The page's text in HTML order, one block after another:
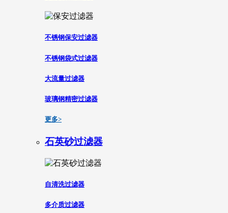
不锈钢保安过滤器
不锈钢袋式过滤器
大流量过滤器
玻璃钢精密过滤器
更多>
石英砂过滤器
自清洗过滤器
多介质过滤器